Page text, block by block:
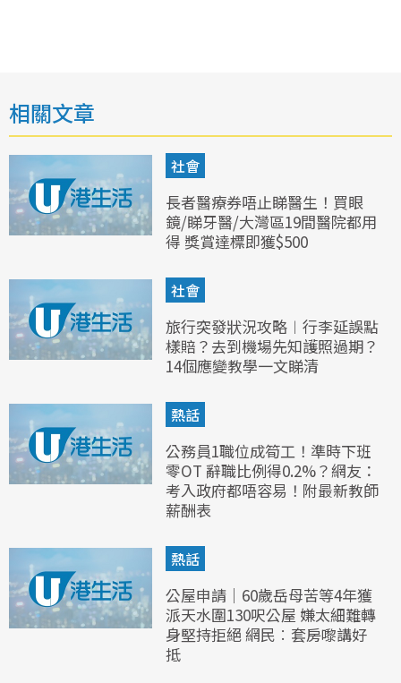
相關文章
社會
長者醫療券唔止睇醫生！買眼
鏡/睇牙醫/大灣區19間醫院都用
得 獎賞達標即獲$500
社會
旅行突發狀況攻略︱行李延誤點
樣賠？去到機場先知護照過期？
14個應變教學一文睇清
熱話
公務員1職位成筍工！準時下班
零OT 辭職比例得0.2%？網友：
考入政府都唔容易！附最新教師
薪酬表
熱話
公屋申請｜60歲岳母苦等4年獲
派天水圍130呎公屋 嫌太細難轉
身堅持拒絕 網民︰套房嚟講好
抵